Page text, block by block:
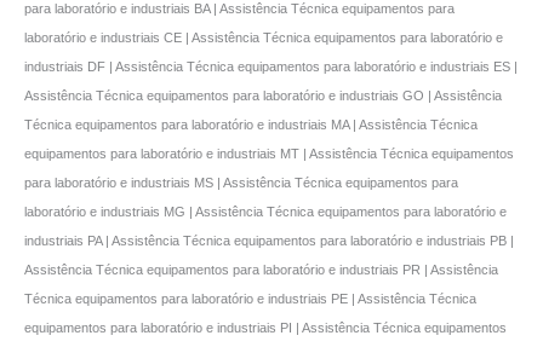
para laboratório e industriais BA | Assistência Técnica equipamentos para
laboratório e industriais CE | Assistência Técnica equipamentos para laboratório e
industriais DF | Assistência Técnica equipamentos para laboratório e industriais ES |
Assistência Técnica equipamentos para laboratório e industriais GO | Assistência
Técnica equipamentos para laboratório e industriais MA | Assistência Técnica
equipamentos para laboratório e industriais MT | Assistência Técnica equipamentos
para laboratório e industriais MS | Assistência Técnica equipamentos para
laboratório e industriais MG | Assistência Técnica equipamentos para laboratório e
industriais PA | Assistência Técnica equipamentos para laboratório e industriais PB |
Assistência Técnica equipamentos para laboratório e industriais PR | Assistência
Técnica equipamentos para laboratório e industriais PE | Assistência Técnica
equipamentos para laboratório e industriais PI | Assistência Técnica equipamentos